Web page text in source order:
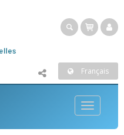
Français
Toggle